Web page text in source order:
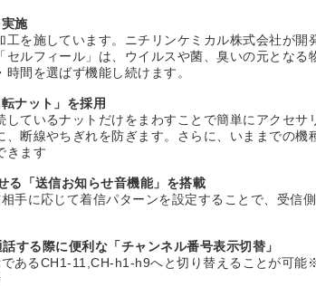
施
を施しています。ニチリンケミカル株式会社が
ルフィール」は、ウイルスや菌、臭いの元とな
間を選ばず機能し続けます。
ナット」を採用
ているナットだけをまわすことで簡単にアクセ
断線やちぎれを防ぎます。さらに、いままでの
きます
る「送信お知らせ音機能」を搭載
手に応じて着信パターンを設定することで、受信
る際に便利な「チャンネル番号表示切替」
あるCH1-11,CH-h1-h9へと切り替えることが可